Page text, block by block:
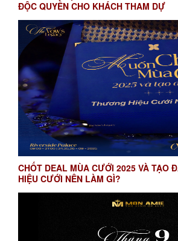
ĐỘC QUYỀN CHO KHÁCH THAM DỰ
CHỐT DEAL MÙA CƯỚI 2025 VÀ TẠO
HIỆU CƯỚI NÊN LÀM GÌ?